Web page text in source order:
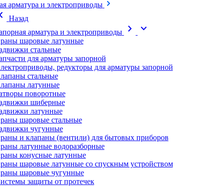
арматура и электроприводы
Назад
арматура и электроприводы
chevron_right expand_more
шаровые латунные
стальные
для арматуры запорной
редукторы для арматуры запорной
стальные
латунные
поворотные
шиберные
латунные
шаровые стальные
чугунные
и клапаны (вентили) для бытовых приборов
латунные водоразборные
конусные латунные
шаровые латунные со спускным устройством
шаровые чугунные
защиты от протечек